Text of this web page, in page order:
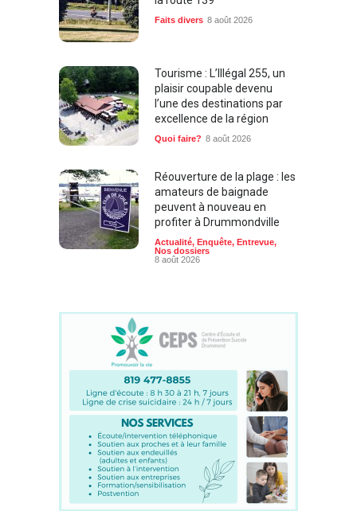
Faits divers 8 août 2026
Tourisme : L’Illégal 255, un
plaisir coupable devenu
l’une des destinations par
excellence de la région
Quoi faire? 8 août 2026
Réouverture de la plage : les
amateurs de baignade
peuvent à nouveau en
profiter à Drummondville
Actualité, Enquête, Entrevue,
Nos dossiers
8 août 2026